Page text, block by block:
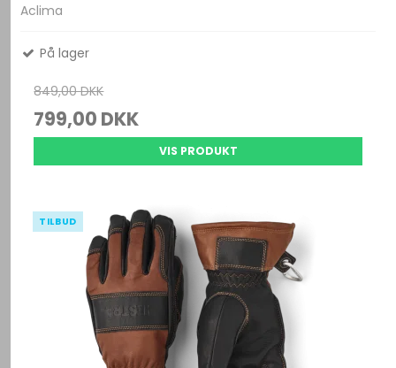
Aclima
På lager
849,00 DKK
799,00 DKK
VIS PRODUKT
TILBUD